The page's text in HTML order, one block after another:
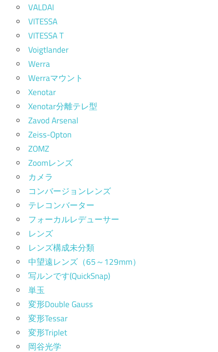
VALDAI
VITESSA
VITESSA T
Voigtlander
Werra
Werraマウント
Xenotar
Xenotar分離テレ型
Zavod Arsenal
Zeiss-Opton
ZOMZ
Zoomレンズ
カメラ
コンバージョンレンズ
テレコンバーター
フォーカルレデューサー
レンズ
レンズ構成未分類
中望遠レンズ（65～129mm）
写ルンです(QuickSnap)
単玉
変形Double Gauss
変形Tessar
変形Triplet
岡谷光学